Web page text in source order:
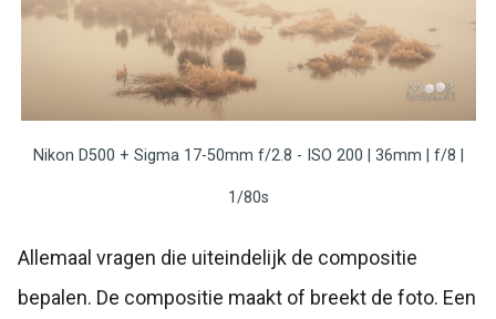
Nikon D500 + Sigma 17-50mm f/2.8 - ISO 200 | 36mm | f/8 |
1/80s
Allemaal vragen die uiteindelijk de compositie
bepalen. De compositie maakt of breekt de foto. Een